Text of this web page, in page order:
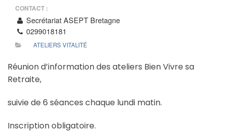
CONTACT :
Secrétariat ASEPT Bretagne
0299018181
ATELIERS VITALITÉ
Réunion d’information des ateliers Bien Vivre sa
Retraite,
suivie de 6 séances chaque lundi matin.
Inscription obligatoire.